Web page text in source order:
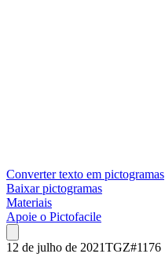
Converter texto em pictogramas
Baixar pictogramas
Materiais
Apoie o Pictofacile
12 de julho de 2021TGZ#1176